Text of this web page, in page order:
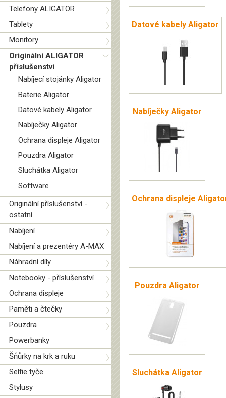
Telefony ALIGATOR
Tablety
Monitory
Originální ALIGATOR
příslušenství
Nabíjecí stojánky Aligator
Baterie Aligator
Datové kabely Aligator
Nabíječky Aligator
Ochrana displeje Aligator
Pouzdra Aligator
Sluchátka Aligator
Software
Originální příslušenství -
ostatní
Nabíjení
Nabíjení a prezentéry A-MAX
Náhradní díly
Notebooky - příslušenství
Ochrana displeje
Paměti a čtečky
Pouzdra
Powerbanky
Šňůrky na krk a ruku
Selfie tyče
Stylusy
Datové kabely Aligator
Nabíječky Aligator
Ochrana displeje
Pouzdra Aligator
Sluchátka Aligator